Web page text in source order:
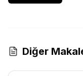
Diğer